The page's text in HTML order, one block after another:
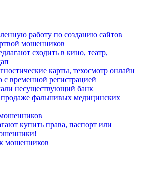
работу по созданию сайтов
мошенников
сходить в кино, театр,
карты, техосмотр онлайн
временной регистрацией
несуществующий банк
фальшивых медицинских
купить права, паспорт или
мошенников